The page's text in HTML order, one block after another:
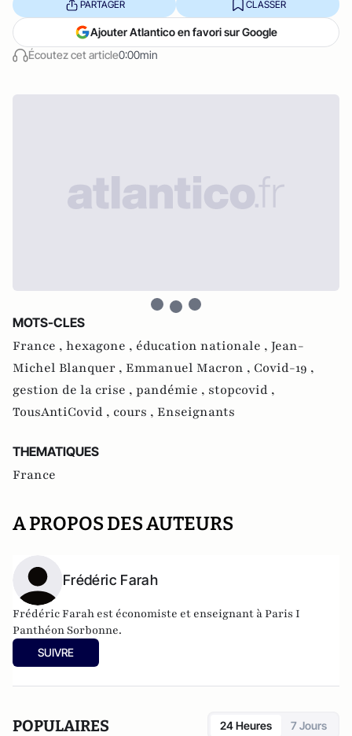
Écoutez cet article0:00min
PARTAGER CLASSER
Ajouter Atlantico en favori sur Google
MOTS-CLES
France , hexagone , éducation nationale , Jean-
Michel Blanquer , Emmanuel Macron , Covid-19 ,
gestion de la crise , pandémie , stopcovid ,
TousAntiCovid , cours , Enseignants
THEMATIQUES
France
A PROPOS DES AUTEURS
Frédéric Farah
Frédéric Farah est économiste et enseignant à Paris I
Panthéon Sorbonne.
SUIVRE
POPULAIRES 24 Heures 7 Jours